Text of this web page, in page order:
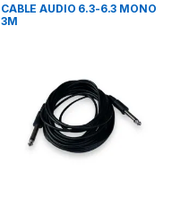
CABLE AUDIO 6.3-6.3 MONO
3M